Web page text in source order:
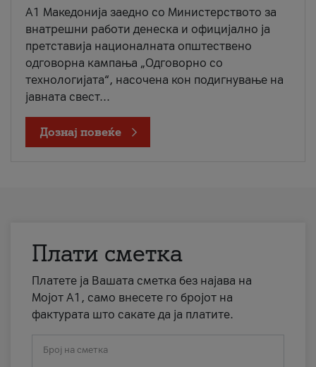
A1 Македонија заедно со Министерството за
внатрешни работи денеска и официјално ја
претставија националната општествено
одговорна кампања „Одговорно со
технологијата“, насочена кон подигнување на
јавната свест...
Дознај повеќе
Плати сметка
Платете ја Вашата сметка без најава на
Мојот А1, само внесете го бројот на
фактурата што сакате да ја платите.
Број на сметка